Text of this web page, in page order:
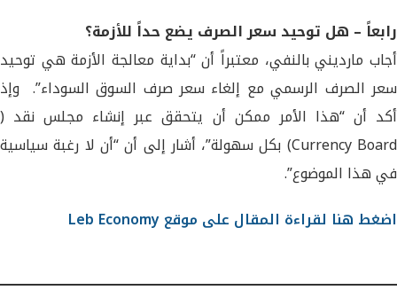
رابعاً – هل توحيد سعر الصرف يضع حداً للأزمة؟
أجاب مارديني بالنفي، معتبراً أن “بداية معالجة الأزمة هي توحيد
سعر الصرف الرسمي مع إلغاء سعر صرف السوق السوداء”. وإذ
أكد أن “هذا الأمر ممكن أن يتحقق عبر إنشاء مجلس نقد (
Currency Board) بكل سهولة”، أشار إلى أن “أن لا رغبة سياسية
في هذا الموضوع”.
اضغط هنا لقراءة المقال على موقع Leb Economy